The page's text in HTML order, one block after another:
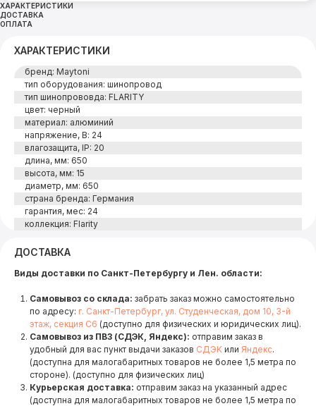
ХАРАКТЕРИСТИКИ
ДОСТАВКА
ОПЛАТА
ХАРАКТЕРИСТИКИ
бренд: Maytoni
тип оборудования: шинопровод
тип шинопрововда: FLARITY
цвет: черный
материал: алюминий
напряжение, В: 24
влагозащита, IP: 20
длина, мм: 650
высота, мм: 15
диаметр, мм: 650
страна бренда: Германия
гарантия, мес: 24
коллекция: Flarity
ДОСТАВКА
Виды доставки по Санкт-Петербургу и Лен. области:
Самовывоз со склада: забрать заказ можно самостоятельно
по адресу: г. Санкт-Петербург, ул. Студенческая, дом 10, 3-й
этаж, секция С6 (доступно для физических и юридических лиц).
Самовывоз из ПВЗ (СДЭК, Яндекс): отправим заказ в
удобный для вас пункт выдачи заказов СДЭК или Яндекс.
(доступна для малогабаритных товаров не более 1,5 метра по
стороне). (доступно для физических лиц)
Курьерская доставка: отправим заказ на указанный адрес
(доступна для малогабаритных товаров не более 1,5 метра по